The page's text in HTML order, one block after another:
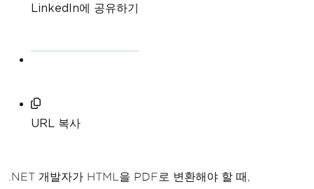
LinkedIn에 공유하기
URL 복사
.NET 개발자가 HTML을 PDF로 변환해야 할 때,